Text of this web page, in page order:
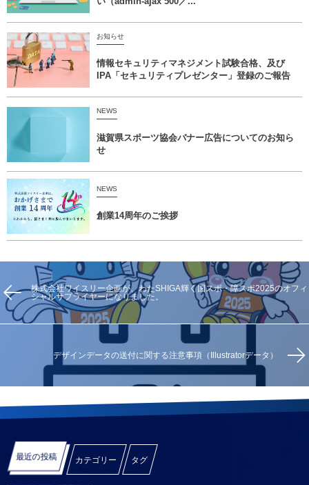
お知らせ
情報セキュリティマネジメント試験合格、及び
IPA「セキュリティプレゼンター」登録のご報告
NEWS
滋賀県スポーツ協会バナー広告についてのお知ら
せ
NEWS
創業14周年のご挨拶
株式会社ワイスリー企画が、わたSHIGA輝く国スポ・障スポ2025のオフィ
シャルサプライヤーになりました。
デザインデータの送付に関する注意事項（Illustratorデータ）
最近の投稿 カテゴリー タグ